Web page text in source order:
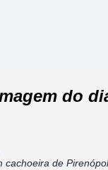
do
cachoeira de